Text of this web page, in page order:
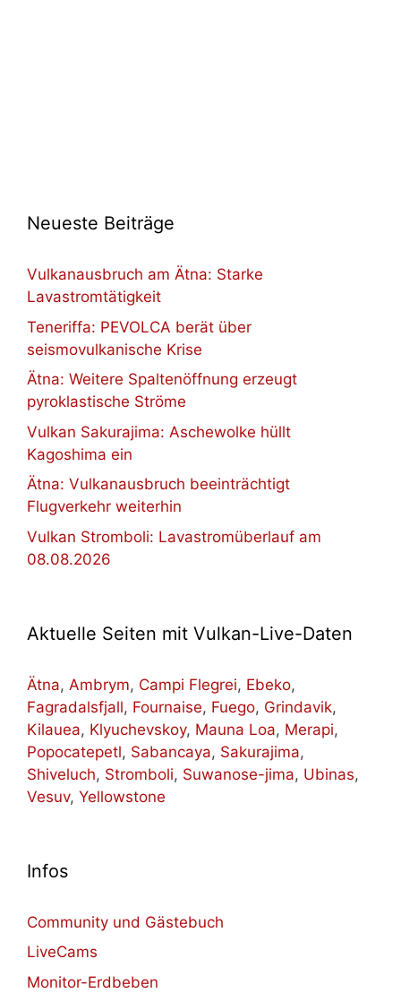
Neueste Beiträge
Vulkanausbruch am Ätna: Starke
Lavastromtätigkeit
Teneriffa: PEVOLCA berät über
seismovulkanische Krise
Ätna: Weitere Spaltenöffnung erzeugt
pyroklastische Ströme
Vulkan Sakurajima: Aschewolke hüllt
Kagoshima ein
Ätna: Vulkanausbruch beeinträchtigt
Flugverkehr weiterhin
Vulkan Stromboli: Lavastromüberlauf am
08.08.2026
Aktuelle Seiten mit Vulkan-Live-Daten
Ätna, Ambrym, Campi Flegrei, Ebeko,
Fagradalsfjall, Fournaise, Fuego, Grindavik,
Kilauea, Klyuchevskoy, Mauna Loa, Merapi,
Popocatepetl, Sabancaya, Sakurajima,
Shiveluch, Stromboli, Suwanose-jima, Ubinas,
Vesuv, Yellowstone
Infos
Community und Gästebuch
LiveCams
Monitor-Erdbeben